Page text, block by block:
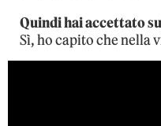
Quindi hai accettato
Sì, ho capito che nella